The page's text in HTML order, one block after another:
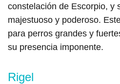
constelación de Escorpio, y
majestuoso y poderoso.
para perros grandes y
su presencia imponente.
Rigel